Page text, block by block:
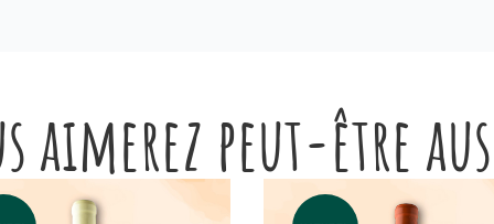
aimerez peut-être